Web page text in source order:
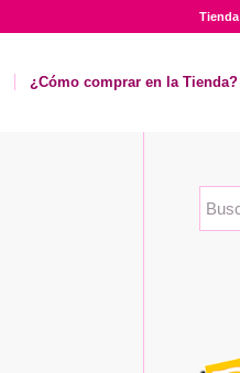
Tienda
¿Cómo comprar en la Tienda?